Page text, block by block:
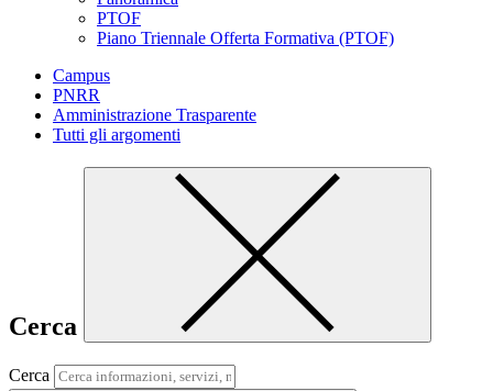
PTOF
Piano Triennale Offerta Formativa (PTOF)
Campus
PNRR
Amministrazione Trasparente
Tutti gli argomenti
Cerca
Cerca